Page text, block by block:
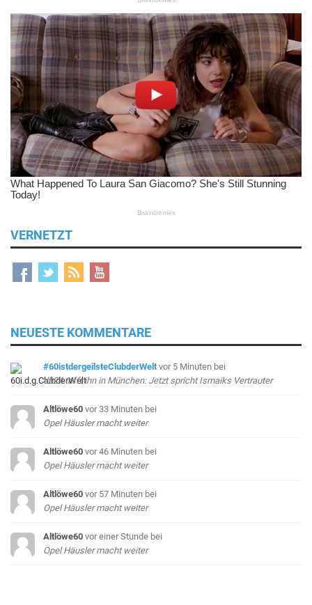
VERNETZT
NEUESTE KOMMENTARE
#60istdergeilsteClubderWelt vor 5 Minuten bei
db24 trifft ihn in München: Jetzt spricht Ismaiks Vertrauter
Altlöwe60 vor 33 Minuten bei
Opel Häusler macht weiter
Altlöwe60 vor 46 Minuten bei
Opel Häusler macht weiter
Altlöwe60 vor 57 Minuten bei
Opel Häusler macht weiter
Altlöwe60 vor einer Stunde bei
Opel Häusler macht weiter